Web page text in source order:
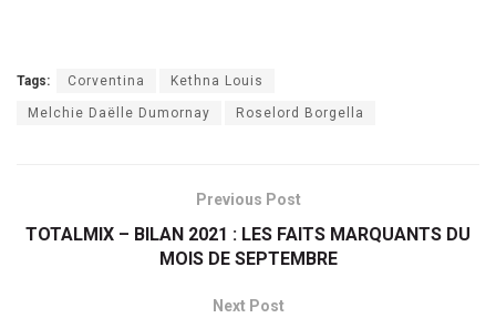
Tags: Corventina Kethna Louis
Melchie Daëlle Dumornay Roselord Borgella
Previous Post
TOTALMIX – BILAN 2021 : LES FAITS MARQUANTS DU
MOIS DE SEPTEMBRE
Next Post